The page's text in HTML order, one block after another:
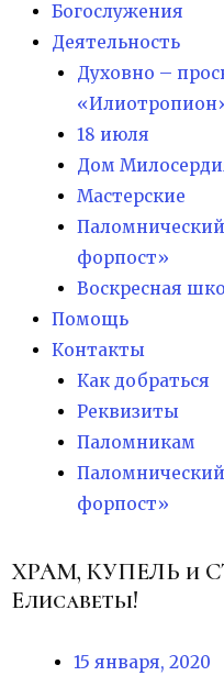
Богослужения
Деятельность
Духовно –
18 июля
Дом
Мастерские
форпост»
Воскресная
Помощь
Контакты
Как добраться
Реквизиты
Паломникам
форпост»
ХРАМ, КУПЕЛЬ и
Елисаветы!
15 января, 2020